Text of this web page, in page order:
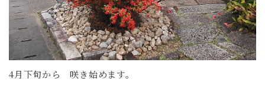
4月下旬から 咲き始めます。